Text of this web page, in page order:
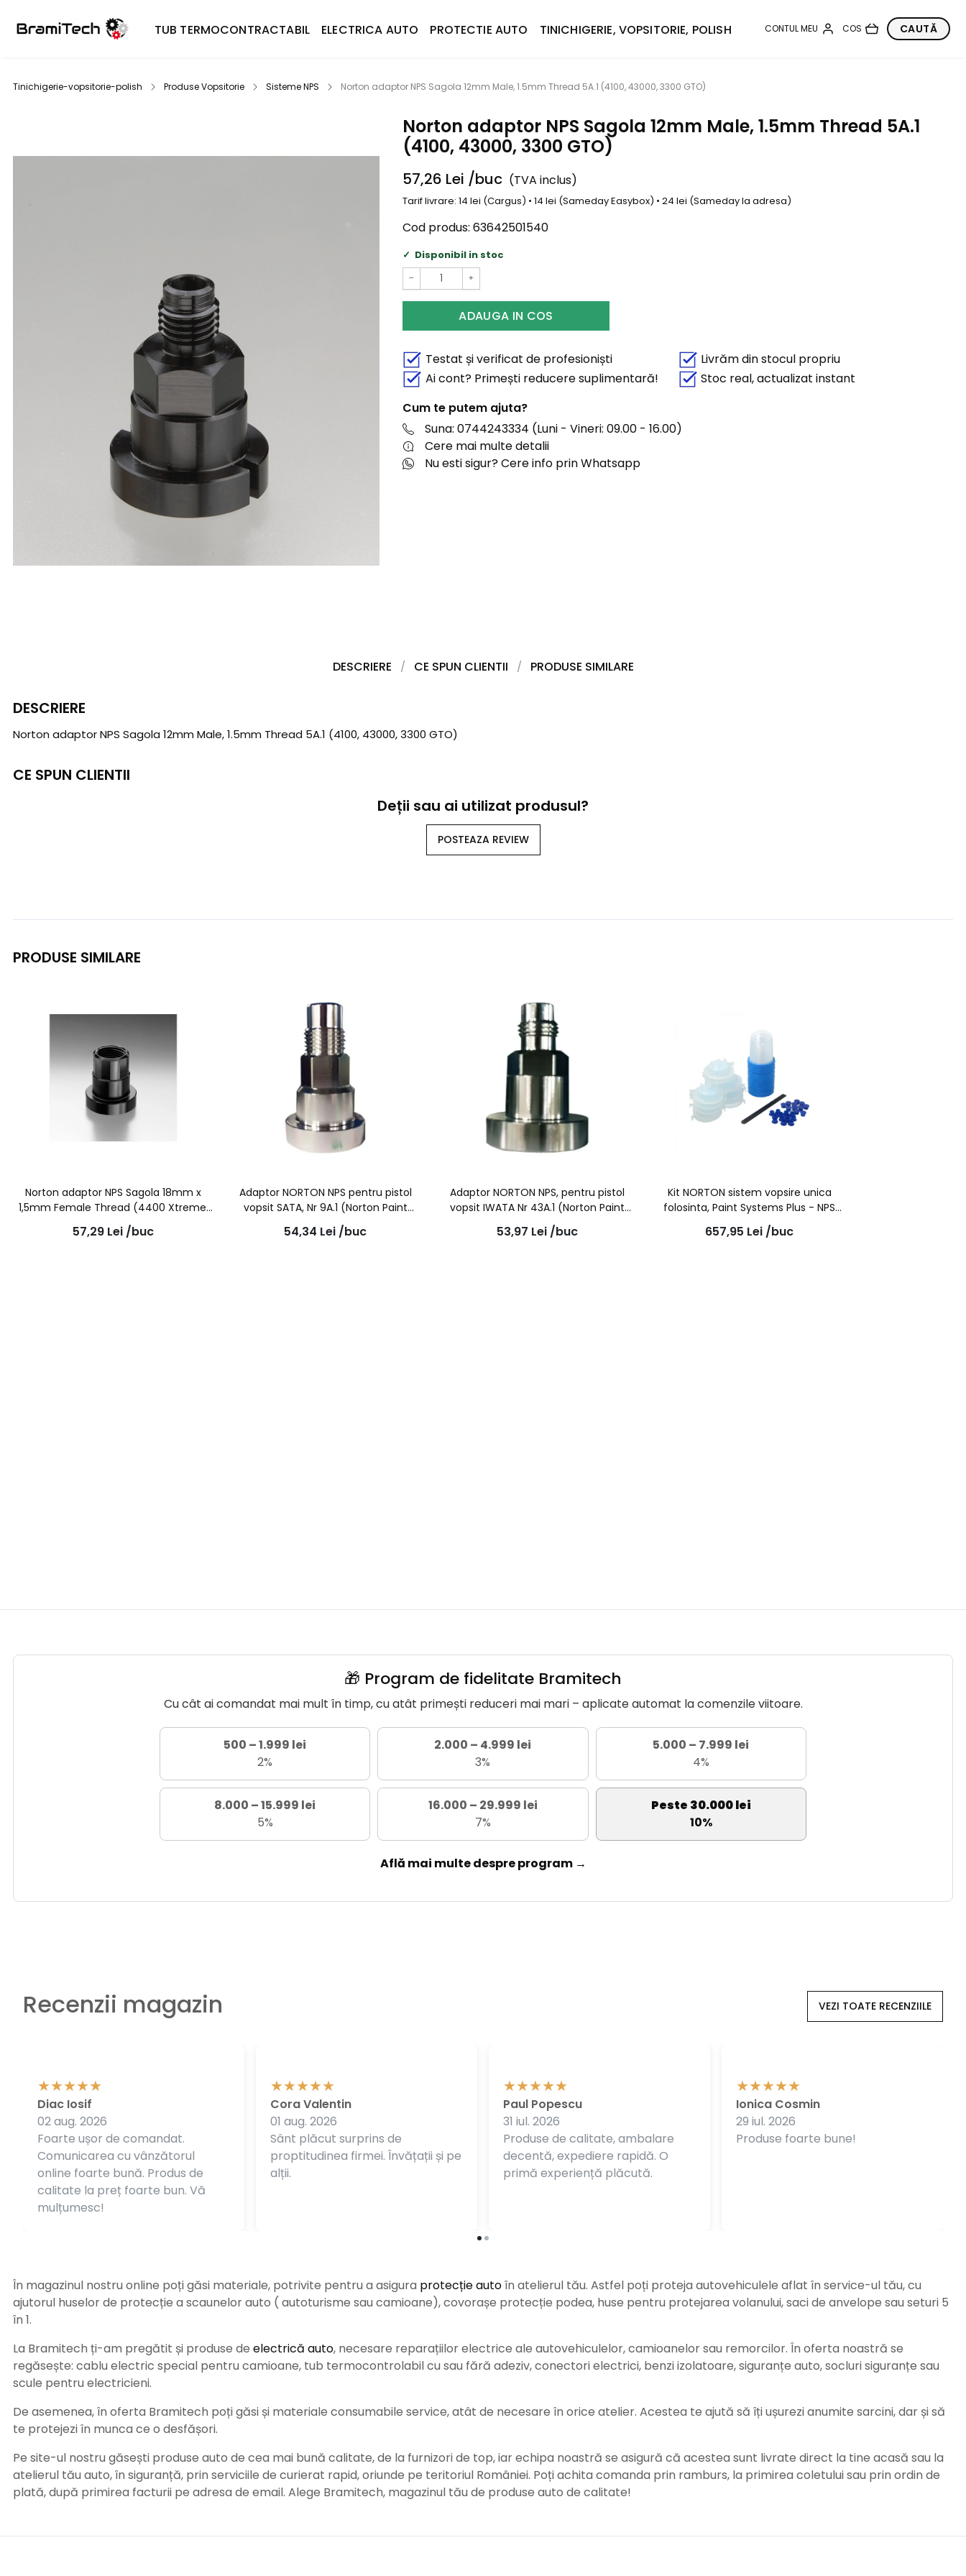
TUB TERMOCONTRACTABIL ELECTRICA AUTO PROTECTIE AUTO TINICHIGERIE, VOPSITORIE, POLISH
Tinichigerie-vopsitorie-polish Produse Vopsitorie Sisteme NPS Norton adaptor NPS Sagola 12mm Male, 1.5mm Thread 5A.1 (4100, 43000, 3300 GTO)
Norton adaptor NPS Sagola 12mm Male, 1.5mm Thread 5A.1
(4100, 43000, 3300 GTO)
57,26 Lei /buc (TVA inclus)
Tarif livrare: 14 lei (Cargus) • 14 lei (Sameday Easybox) • 24 lei (Sameday la adresa)
Cod produs: 63642501540
Disponibil in stoc
− +
ADAUGA IN COS
Testat și verificat de profesioniști
Livrăm din stocul propriu
Ai cont? Primești reducere suplimentară!
Stoc real, actualizat instant
Cum te putem ajuta?
Suna: 0744243334 (Luni - Vineri: 09.00 - 16.00)
Cere mai multe detalii
Nu esti sigur? Cere info prin Whatsapp
DESCRIERE CE SPUN CLIENTII PRODUSE SIMILARE
DESCRIERE
Norton adaptor NPS Sagola 12mm Male, 1.5mm Thread 5A.1 (4100, 43000, 3300 GTO)
CE SPUN CLIENTII
Deții sau ai utilizat produsul?
POSTEAZA REVIEW
PRODUSE SIMILARE
Norton adaptor NPS Sagola 18mm x
1,5mm Female Thread (4400 Xtreme,
4500 Xtreme)
57,29 Lei /buc
Adaptor NORTON NPS pentru pistol
vopsit SATA, Nr 9A.1 (Norton Paint
System)
54,34 Lei /buc
Adaptor NORTON NPS, pentru pistol
vopsit IWATA Nr 43A.1 (Norton Paint
System)
53,97 Lei /buc
Kit NORTON sistem vopsire unica
folosinta, Paint Systems Plus - NPS
750ml, 125µ, 48pungi
657,95 Lei /buc
🎁 Program de fidelitate Bramitech
Cu cât ai comandat mai mult în timp, cu atât primești reduceri mai mari – aplicate automat la comenzile viitoare.
500 – 1.999 lei
2%
2.000 – 4.999 lei
3%
5.000 – 7.999 lei
4%
8.000 – 15.999 lei
5%
16.000 – 29.999 lei
7%
Peste 30.000 lei
10%
Află mai multe despre program →
Recenzii magazin VEZI TOATE RECENZIILE
Foarte ușor de comandat.
Comunicarea cu vânzătorul
online foarte bună. Produs de
calitate la preț foarte bun. Vă
mulțumesc!
Diac Iosif
02 aug. 2026
Sânt plăcut surprins de
proptitudinea firmei. Învățații și pe
alții.
Cora Valentin
01 aug. 2026
Produse de calitate, ambalare
decentă, expediere rapidă. O
primă experiență plăcută.
Paul Popescu
31 iul. 2026
Produse foarte bune!
Ionica Cosmin
29 iul. 2026
În magazinul nostru online poți găsi materiale, potrivite pentru a asigura protecție autoîn atelierul tău. Astfel poți proteja autovehiculele aflat în service-ul tău, cu
ajutorul huselor de protecție a scaunelor auto ( autoturisme sau camioane), covorașe protecție podea, huse pentru protejarea volanului, saci de anvelope sau seturi 5
în 1.
La Bramitech ți-am pregătit și produse de electrică auto, necesare reparațiilor electrice ale autovehiculelor, camioanelor sau remorcilor. În oferta noastră se
regăsește: cablu electric special pentru camioane, tub termocontrolabil cu sau fără adeziv, conectori electrici, benzi izolatoare, siguranțe auto, socluri siguranțe sau
scule pentru electricieni.
De asemenea, în oferta Bramitech poți găsi și materiale consumabile service, atât de necesare în orice atelier. Acestea te ajută să îți ușurezi anumite sarcini, dar și să
te protejezi în munca ce o desfășori.
Pe site-ul nostru găsești produse auto de cea mai bună calitate, de la furnizori de top, iar echipa noastră se asigură că acestea sunt livrate direct la tine acasă sau la
atelierul tău auto, în siguranță, prin serviciile de curierat rapid, oriunde pe teritoriul României. Poți achita comanda prin ramburs, la primirea coletului sau prin ordin de
plată, după primirea facturii pe adresa de email. Alege Bramitech, magazinul tău de produse auto de calitate!